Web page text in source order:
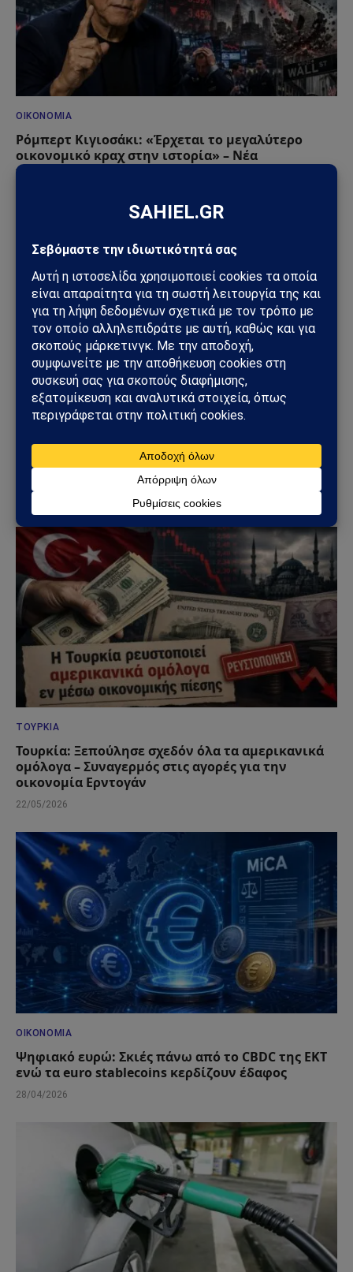
ΟΙΚΟΝΟΜΊΑ
Ρόμπερτ Κιγιοσάκι: «Έρχεται το μεγαλύτερο
οικονομικό κραχ στην ιστορία» – Νέα
προειδοποίηση για το 2026-2027
ΚΌΣΜΟΣ
Ιράν: Μπλακ άουτ στις τραπεζικές κάρτες
προκαλεί ανησυχία – Εκατομμύρια συναλλαγές
επηρεάστηκαν σε όλη τη χώρα
ΤΟΥΡΚΊΑ
Τουρκία: Ξεπούλησε σχεδόν όλα τα αμερικανικά
ομόλογα – Συναγερμός στις αγορές για την
οικονομία Ερντογάν
22/05/2026
ΟΙΚΟΝΟΜΊΑ
Ψηφιακό ευρώ: Σκιές πάνω από το CBDC της ΕΚΤ
ενώ τα euro stablecoins κερδίζουν έδαφος
28/04/2026